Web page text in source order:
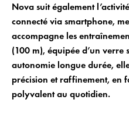
Nova suit également
connecté via smartphone,
accompagne les
(100 m), équipée d’un verre
autonomie longue durée,
précision et raffinement, en
polyvalent au quotidien.